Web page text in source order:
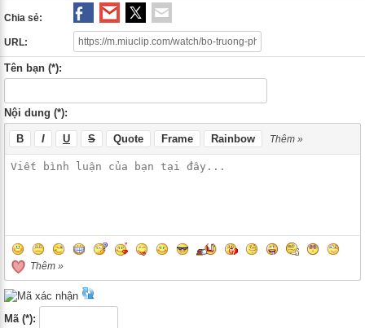
Chia sẻ:
URL:
Tên bạn (*):
Nội dung (*):
B I U S Quote Frame Rainbow Thêm »
Thêm »
Mã (*):